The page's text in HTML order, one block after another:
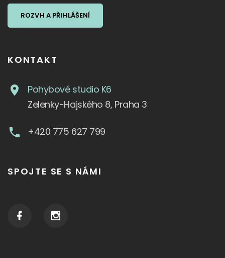
ROZVH A PŘIHLÁŠENÍ
KONTAKT
Pohybové studio K6
Zelenky-Hajského 8, Praha 3
+420 775 627 799
SPOJTE SE S NÁMI